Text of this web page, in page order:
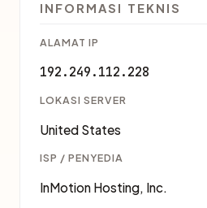
INFORMASI TEKNIS
ALAMAT IP
192.249.112.228
LOKASI SERVER
United States
ISP / PENYEDIA
InMotion Hosting, Inc.